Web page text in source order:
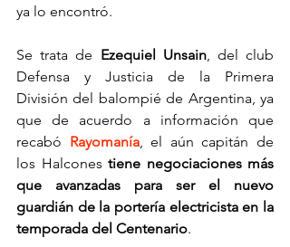
ya lo encontró.
Se trata de Ezequiel Unsain, del club
Defensa y Justicia de la Primera
División del balompié de Argentina, ya
que de acuerdo a información que
recabó Rayomanía, el aún capitán de
los Halcones tiene negociaciones más
que avanzadas para ser el nuevo
guardián de la portería electricista en la
temporada del Centenario.